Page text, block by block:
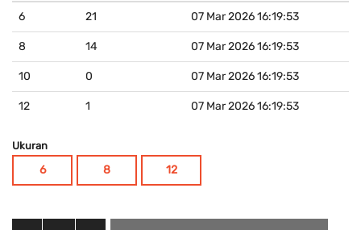
6 21 07 Mar 2026 16:19:53
8 14 07 Mar 2026 16:19:53
10 0 07 Mar 2026 16:19:53
12 1 07 Mar 2026 16:19:53
Ukuran
6 8 12